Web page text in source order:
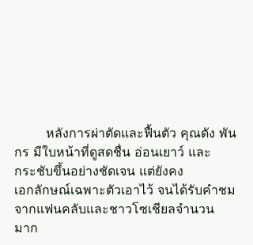
กร มีใบหน้าที่ดูสดชื่น อ่อนเยาว์ และ
กระชับขึ้นอย่างชัดเจน แต่ยังคง
เอกลักษณ์เฉพาะตัวเอาไว้ จนได้รับคำชม
จากแฟนคลับและชาวโซเชียลจำนวน
มาก